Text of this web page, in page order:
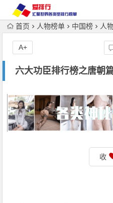
首页 人物榜单 中国榜 人
六大功臣排行榜之唐朝
A+
收